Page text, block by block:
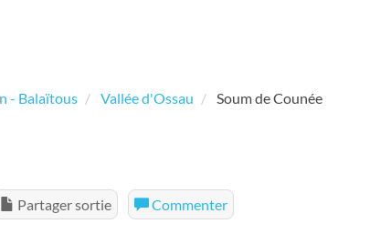
- Balaïtous Vallée d'Ossau Soum de Counée
Partager sortie Commenter